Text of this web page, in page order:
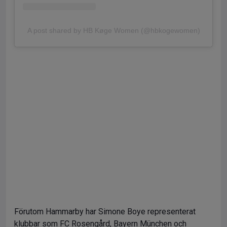
A post shared by HB Køge Women (@hbkogewomen)
Förutom Hammarby har Simone Boye representerat
klubbar som FC Rosengård, Bayern München och